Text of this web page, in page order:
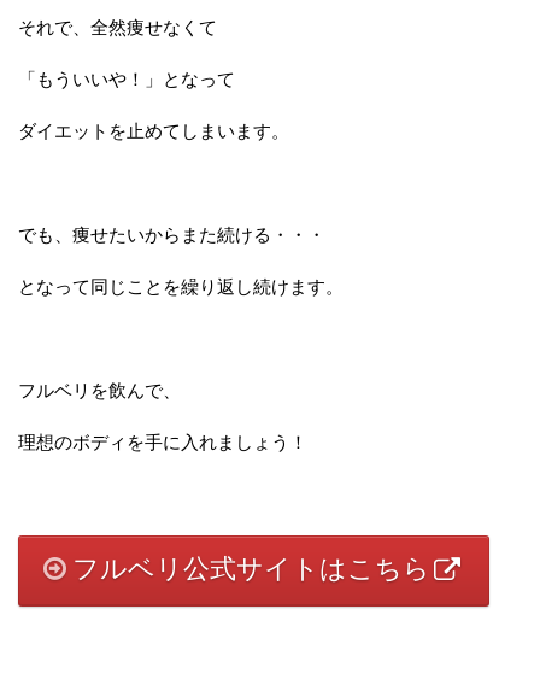
それで、全然痩せなくて
「もういいや！」となって
ダイエットを止めてしまいます。
でも、痩せたいからまた続ける・・・
となって同じことを繰り返し続けます。
フルベリを飲んで、
理想のボディを手に入れましょう！
フルベリ公式サイトはこちら